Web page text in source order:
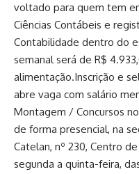
voltado para quem tem
Ciências Contábeis e
Contabilidade dentro do
semanal será de R$
alimentação.Inscrição e
abre vaga com salário
Montagem / Concursos
de forma presencial, na
Catelan, nº 230, Centro
segunda a quinta-feira,